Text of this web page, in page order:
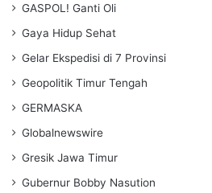
GASPOL! Ganti Oli
Gaya Hidup Sehat
Gelar Ekspedisi di 7 Provinsi
Geopolitik Timur Tengah
GERMASKA
Globalnewswire
Gresik Jawa Timur
Gubernur Bobby Nasution